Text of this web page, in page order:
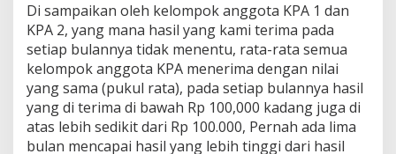
Di sampaikan oleh kelompok anggota KPA 1 dan
KPA 2, yang mana hasil yang kami terima pada
setiap bulannya tidak menentu, rata-rata semua
kelompok anggota KPA menerima dengan nilai
yang sama (pukul rata), pada setiap bulannya hasil
yang di terima di bawah Rp 100,000 kadang juga di
atas lebih sedikit dari Rp 100.000, Pernah ada lima
bulan mencapai hasil yang lebih tinggi dari hasil